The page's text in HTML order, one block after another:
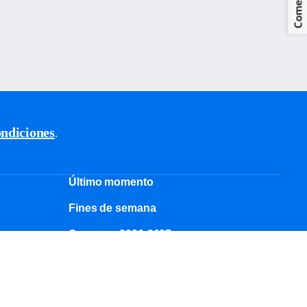
.
Último momento
Fines de semana
Cruceros 2026-2027